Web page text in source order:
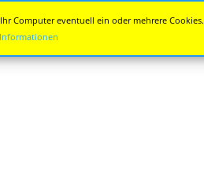
Computer eventuell ein oder mehrere Cookies.